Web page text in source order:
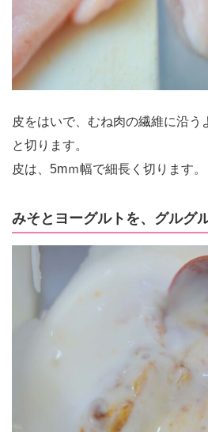
皮をはいで、むね肉の繊維に沿う
と切ります。
皮は、5mｍ幅で細長く切ります。
みそとヨーグルトを、グルグ